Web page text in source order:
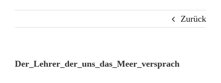
Zurück
Der_Lehrer_der_uns_das_Meer_versprach